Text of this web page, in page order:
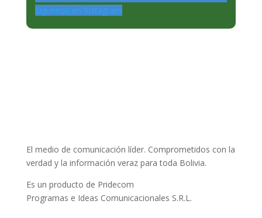
Siguenos en Instagram
El medio de comunicación líder. Comprometidos con la
verdad y la información veraz para toda Bolivia.
Es un producto de Pridecom
Programas e Ideas Comunicacionales S.R.L.